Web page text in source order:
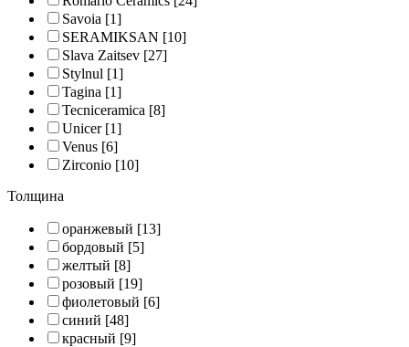
Savoia [1]
SERAMIKSAN [10]
Slava Zaitsev [27]
Stylnul [1]
Tagina [1]
Tecniceramica [8]
Unicer[1]
Venus [6]
Zirconio [10]
Толщина
оранжевый [13]
бордовый [5]
желтый [8]
розовый [19]
фиолетовый [6]
синий [48]
красный [9]